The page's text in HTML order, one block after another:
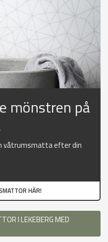
mönstren på
våtrumsmatta efter din
HÄR!
I LEKEBERG MED